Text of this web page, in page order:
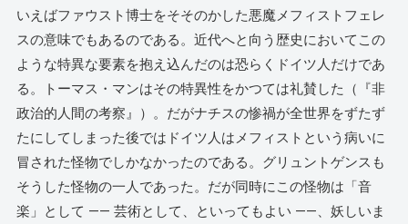
いえばファウスト博士をそそのかした悪魔メフィストフェレ
スの意味でもあるのである。近代へと向う歴史においてこの
ような特異な要素を抱え込んだのは恐らくドイツ人だけであ
る。トーマス・マンはその特異性をかつては礼賛した（『非
政治的人間の考察』）。だがナチスの惨禍が全世界をずたず
たにしてしまった後ではドイツ人はメフィストという病いに
冒された怪物でしかなかったのである。グリュントゲンスも
そうした怪物の一人であった。だが同時にこの怪物は「音
楽」として ―― 芸術として、といってもよい ――、妖しいま